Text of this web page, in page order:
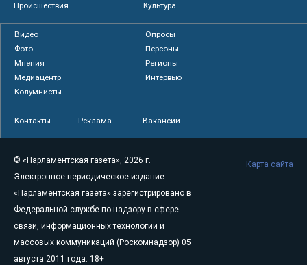
Происшествия
Культура
Видео
Опросы
Фото
Персоны
Мнения
Регионы
Медиацентр
Интервью
Колумнисты
Контакты Реклама Вакансии
© «Парламентская газета», 2026 г.
Электронное периодическое издание
«Парламентская газета» зарегистрировано в
Федеральной службе по надзору в сфере
связи, информационных технологий и
массовых коммуникаций (Роскомнадзор) 05
августа 2011 года. 18+
Карта сайта